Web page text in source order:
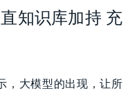
知识库加持 充
，大模型的出现，让所